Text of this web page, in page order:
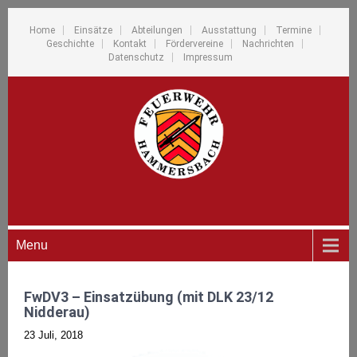
Home Einsätze Abteilungen Ausstattung
Termine
Geschichte
Kontakt Fördervereine
Nachrichten
Datenschutz
Impressum
Menu
FwDV3 – Einsatzübung (mit DLK 23/12
Nidderau)
23 Juli, 2018